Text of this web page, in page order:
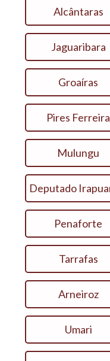
Alcântaras
Jaguaribara
Groaíras
Pires Ferreira
Mulungu
Penaforte
Tarrafas
Arneiroz
Umari